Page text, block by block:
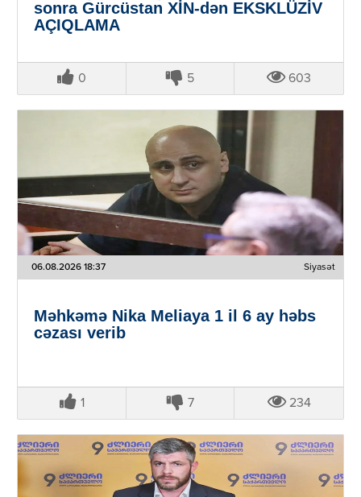
sonra Gürcüstan XİN-dən EKSKLÜZİV
AÇIQLAMA
0 5 603
06.08.2026 18:37 Siyasət
Məhkəmə Nika Meliaya 1 il 6 ay həbs
cəzası verib
1 7 234